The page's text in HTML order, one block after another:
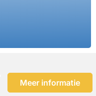
Meer informatie